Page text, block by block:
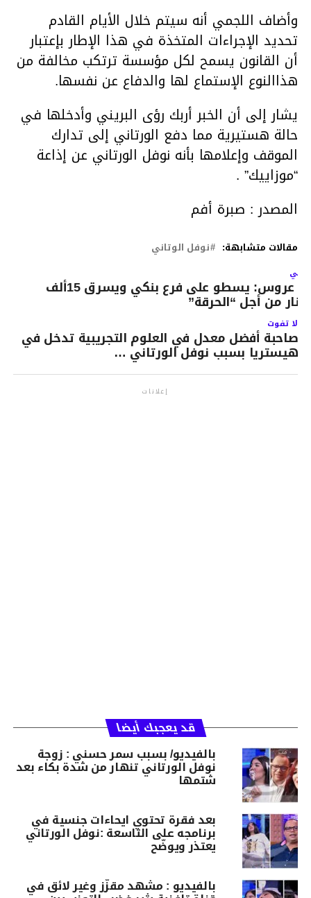
وأضاف اللجمي أنه سيتم خلال الأيام القادم
تحديد الإجراءات المتخذة في هذا الإطار بإعتبار
أن القانون يسمح لكل مؤسسة ترتكب مخالفة من
هذاالنوع الإستماع لها والدفاع عن نفسها.
يشار إلى أن الخبر أربك رؤى البريني وأدخلها في
حالة هستيرية مما دفع الورتاني إلى تدارك
الموقف وإعلامها بأنه نوفل الورتاني عن إذاعة
“موزاييك” .
المصدر : صبرة أفم
مقالات متشابهة: نوفل الوتاني
بن عروس: يسطو على فرع بنكي ويسرق 15ألف
من أجل “الحرقة”
لا تفوت
صاحبة أفضل معدل في العلوم التجريبية تدخل في
هيستريا بسبب نوفل الورتاني …
إعلانات
قد يعجبك أيضا
بالفيديو/ بسبب سمر حسني : زوجة
نوفل الورتاني تنهار من شدة بكاء بعد
شتمها
بعد فقرة تحتوي ايحاءات جنسية في
برنامجه على التاسعة :نوفل الورتاني
يعتذر ويوضّح
بالفيديو : مشهد مقزّز وغير لائق في